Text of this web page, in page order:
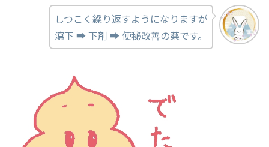
しつこく繰り返すようになりますが
瀉下 ➡ 下剤 ➡ 便秘改善の薬です。